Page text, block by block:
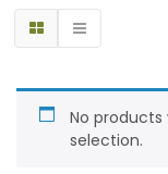
No
selection.